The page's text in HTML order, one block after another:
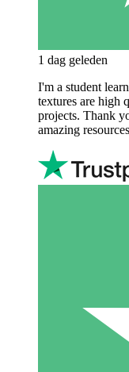
1 dag geleden
I'm a student
textures are high
projects. Thank
amazing